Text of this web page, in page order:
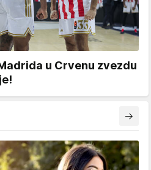
u Crvenu zvezdu